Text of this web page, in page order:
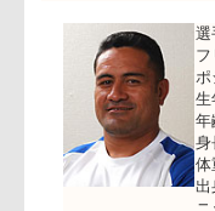
ニックネ
ーム
趣味
トップリ
ーグへ
向けて一
言